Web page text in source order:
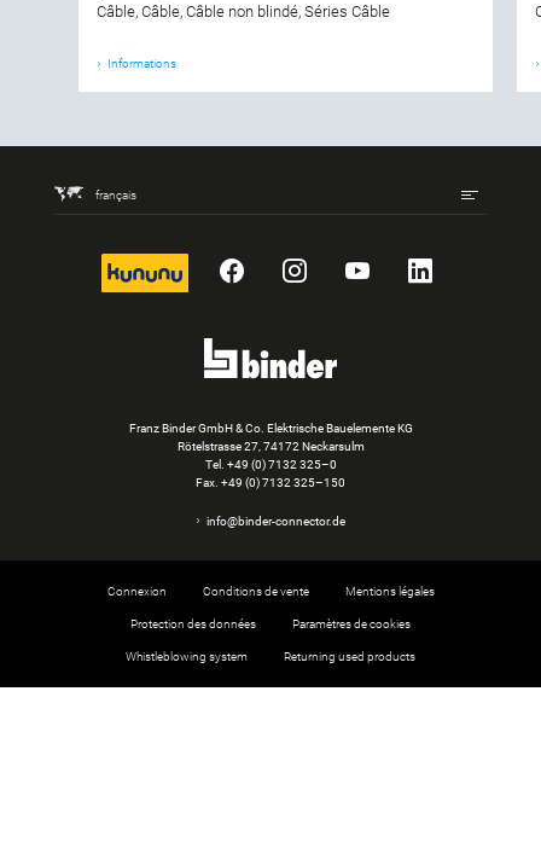
Câble, Câble, Câble non blindé, Séries Câble
Informations
français
kununu FacebookInstagram
YouTubeLinkedIn
Franz Binder GmbH & Co. Elektrische Bauelemente KG
Rötelstrasse 27, 74172 Neckarsulm
Tel. +49 (0) 7132 325–0
Fax. +49 (0) 7132 325–150
info@binder-connector.de
Connexion Conditions de vente Mentions légales
Protection des données Paramètres de cookies
Whistleblowing system Returning used products